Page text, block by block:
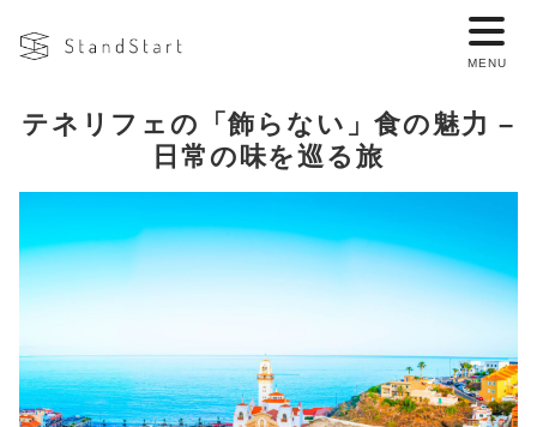
テネリフェの「飾らない」食の魅力 –
日常の味を巡る旅